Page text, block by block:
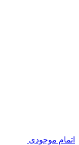
اتمام موجودی